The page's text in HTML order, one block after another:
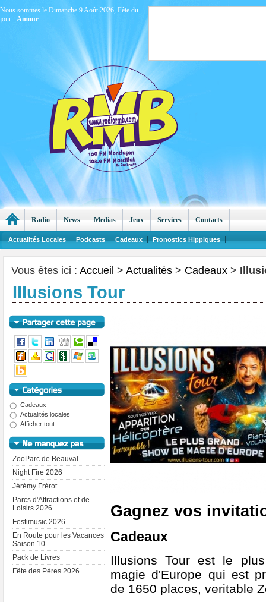
Vous êtes ici : Accueil > Actualités > Cadeaux >
Illusions Tour
Gagnez vos
Cadeaux
Illusions Tour est le
magie d'Europe qui est
de 1650 places, veritable
Cadeaux
Actualités locales
Afficher tout
ZooParc de Beauval
Night Fire 2026
Jérémy Frérot
Parcs d'Attractions et de
Loisirs 2026
Festimusic 2026
En Route pour les Vacances
Saison 10
Pack de Livres
Fête des Pères 2026
Radio News Medias Jeux Services Contacts
Actualités Locales Podcasts Cadeaux Pronostics Hippiques
Nous sommes le Dimanche 9 Août 2026, Fête du
jour : Amour